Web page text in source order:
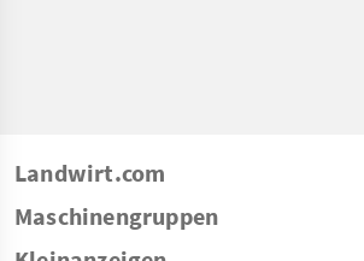
Landwirt.com
Maschinengruppen